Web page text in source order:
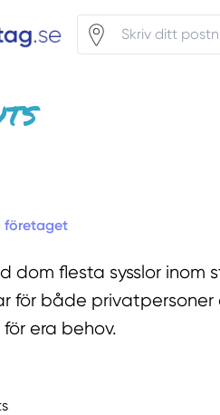
företaget
dom flesta sysslor
för både
era behov.